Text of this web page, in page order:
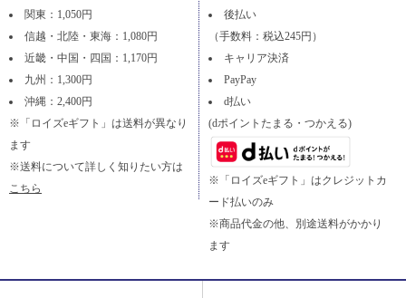
関東：1,050円
信越・北陸・東海：1,080円
近畿・中国・四国：1,170円
九州：1,300円
沖縄：2,400円
※「ロイズeギフト」は送料が異なり
ます
※送料について詳しく知りたい方は
こちら
後払い
（手数料：税込245円）
キャリア決済
PayPay
d払い
(dポイントたまる・つかえる)
※「ロイズeギフト」はクレジットカ
ード払いのみ
※商品代金の他、別途送料がかかり
ます